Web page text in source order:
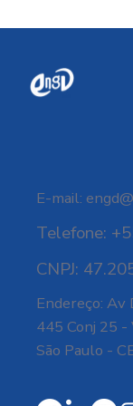
E-mail:
Telefone:
CNPJ:
Endereço: Av
445 Conj 25 -
São Paulo -